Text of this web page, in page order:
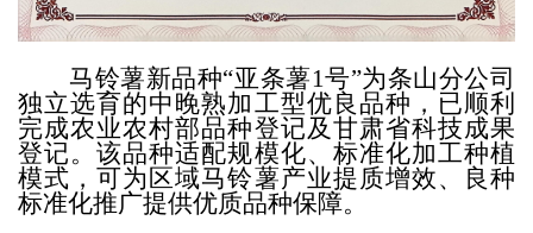
马铃薯新品种“亚条薯1号”为条山分公司
独立选育的中晚熟加工型优良品种，已顺利
完成农业农村部品种登记及甘肃省科技成果
登记。该品种适配规模化、标准化加工种植
模式，可为区域马铃薯产业提质增效、良种
标准化推广提供优质品种保障。